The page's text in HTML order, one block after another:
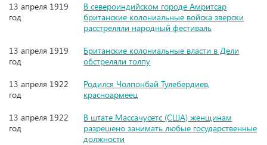
13 апреля 1919
год
В североиндийском городе Амритсар
британские колониальные войска зверски
расстреляли народный фестиваль
13 апреля 1919
год
Британские колониальные власти в Дели
обстреляли толпу
13 апреля 1922
год
Родился Чолпонбай Тулебердиев,
красноармеец
13 апреля 1922
год
В штате Массачусетс (США) женщинам
разрешено занимать любые государственные
должности